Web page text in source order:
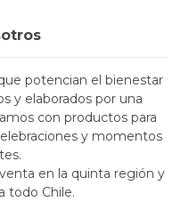
potencian el bienestar
y elaborados por una
con productos para
y momentos
en la quinta región y
todo Chile.